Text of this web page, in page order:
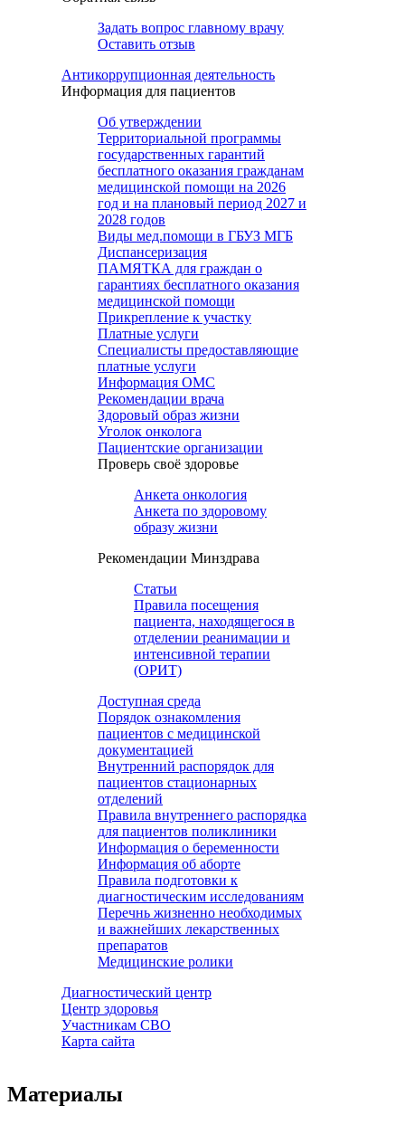
Задать вопрос главному врачу
Оставить отзыв
Антикоррупционная деятельность
Информация для пациентов
Об утверждении
Территориальной программы
государственных гарантий
бесплатного оказания гражданам
медицинской помощи на 2026
год и на плановый период 2027 и
2028 годов
Виды мед.помощи в ГБУЗ МГБ
Диспансеризация
ПАМЯТКА для граждан о
гарантиях бесплатного оказания
медицинской помощи
Прикрепление к участку
Платные услуги
Специалисты предоставляющие
платные услуги
Информация ОМС
Рекомендации врача
Здоровый образ жизни
Уголок онколога
Пациентские организации
Проверь своё здоровье
Анкета онкология
Анкета по здоровому
образу жизни
Рекомендации Минздрава
Статьи
Правила посещения
пациента, находящегося в
отделении реанимации и
интенсивной терапии
(ОРИТ)
Доступная среда
Порядок ознакомления
пациентов с медицинской
документацией
Внутренний распорядок для
пациентов стационарных
отделений
Правила внутреннего распорядка
для пациентов поликлиники
Информация о беременности
Информация об аборте
Правила подготовки к
диагностическим исследованиям
Перечнь жизненно необходимых
и важнейших лекарственных
препаратов
Медицинские ролики
Диагностический центр
Центр здоровья
Участникам СВО
Карта сайта
Материалы